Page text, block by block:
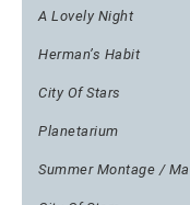
A Lovely Night
Herman’s Habit
City Of Stars
Planetarium
Summer Montage /